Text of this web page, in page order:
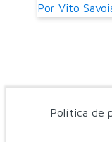
Por Vito
Política de